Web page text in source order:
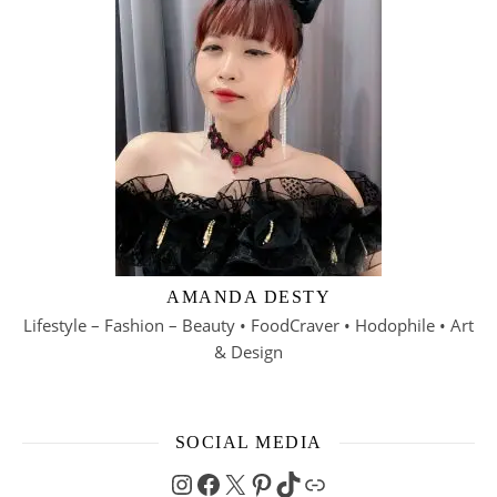
AMANDA DESTY
Lifestyle – Fashion – Beauty • FoodCraver • Hodophile • Art
& Design
SOCIAL MEDIA
Instagram
Facebook
X Pinterest
TikTok
Link